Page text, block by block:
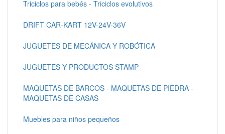
Triciclos para bebés - Triciclos evolutivos
DRIFT CAR-KART 12V-24V-36V
JUGUETES DE MECÁNICA Y ROBÓTICA
JUGUETES Y PRODUCTOS STAMP
MAQUETAS DE BARCOS - MAQUETAS DE PIEDRA -
MAQUETAS DE CASAS
Muebles para niños pequeños